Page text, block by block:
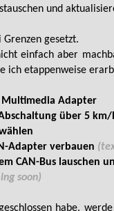
und
gesetzt.
einfach aber
ich etappenweise
Adapter
über 5 km/
Adapter verbauen
CAN-Bus lauschen
soon)
habe,